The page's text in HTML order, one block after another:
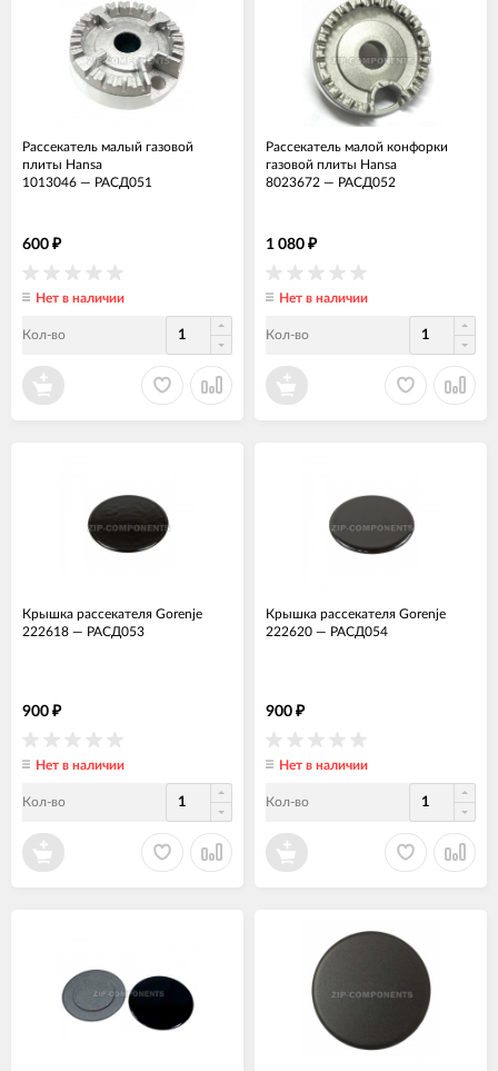
Рассекатель малый газовой
плиты Hansa
1013046 — РАСД051
600 ₽
Нет в наличии
Кол-во
Рассекатель малой конфорки
газовой плиты Hansa
8023672 — РАСД052
1 080 ₽
Нет в наличии
Кол-во
Крышка рассекателя Gorenje
222618 — РАСД053
900 ₽
Нет в наличии
Кол-во
Крышка рассекателя Gorenje
222620 — РАСД054
900 ₽
Нет в наличии
Кол-во